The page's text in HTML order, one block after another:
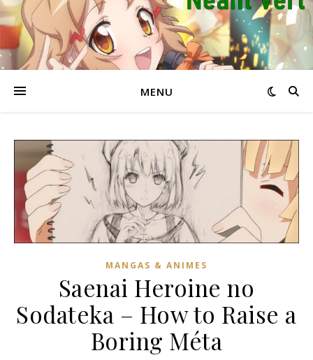
MENU
MANGAS & ANIMES
Saenai Heroine no
Sodateka – How to Raise a
Boring Méta